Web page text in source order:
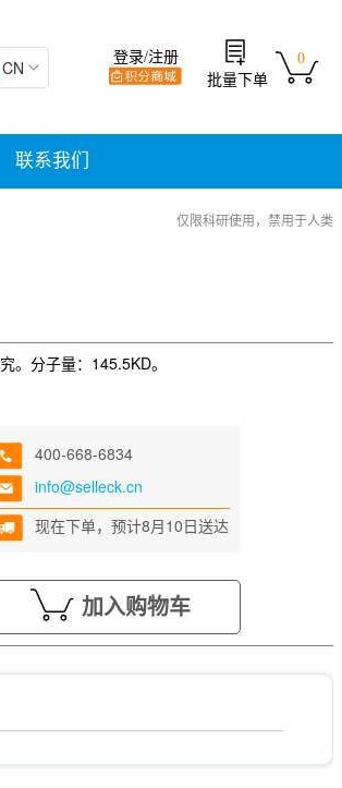
0
批量下单
登录/注册
联系我们
仅限科研使用，禁用于人类
分子量：145.5KD。
400-668-6834
info@selleck.cn
现在下单，预计8月10日送达
加入购物车